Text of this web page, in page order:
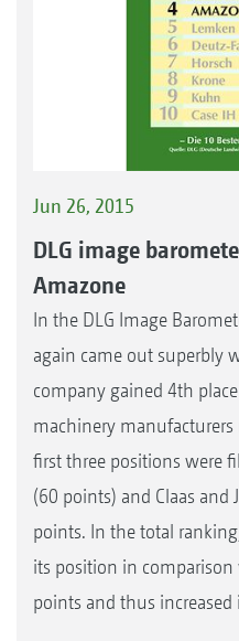
Jun 26, 2015
DLG image
Amazone
In the DLG Image
again came out superbly
company gained 4th
machinery manufacturers
first three positions were
(60 points) and Claas and
points. In the total
its position in
points and thus increased